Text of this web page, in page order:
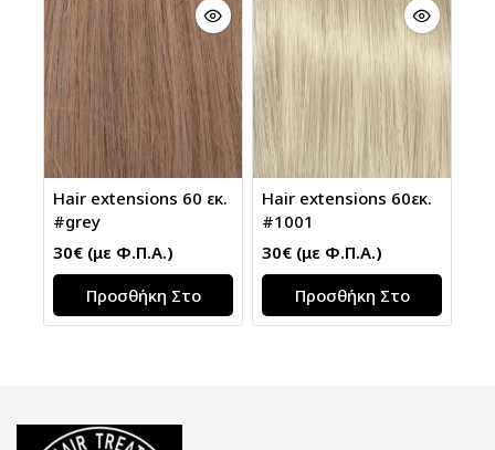
Hair extensions 60 εκ.
#grey
30€ (με Φ.Π.Α.)
Προσθήκη Στο
Καλάθι
Hair extensions 60εκ.
#1001
30€ (με Φ.Π.Α.)
Προσθήκη Στο
Καλάθι